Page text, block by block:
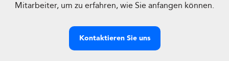
Mitarbeiter, um zu erfahren, wie Sie anfangen können.
Kontaktieren Sie uns